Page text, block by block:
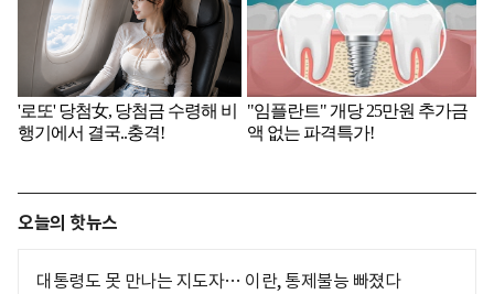
오늘의 핫뉴스
대통령도 못 만나는 지도자… 이란, 통제불능 빠졌다